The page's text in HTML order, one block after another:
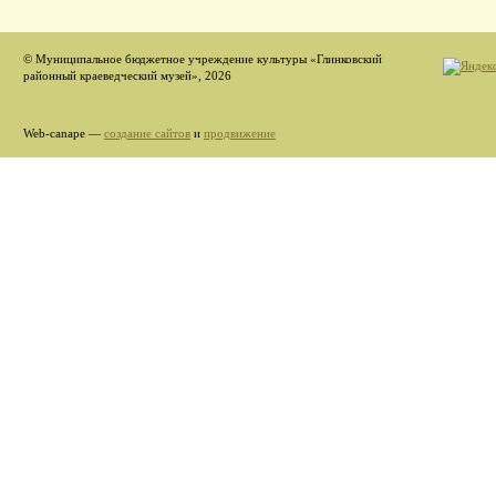
© Муниципальное бюджетное учреждение культуры «Глинковский
районный краеведческий музей», 2026
Web-canape — создание сайтов и продвижение